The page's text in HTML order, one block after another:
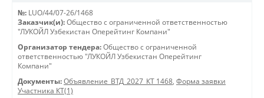
№: LUO/44/07-26/1468
Заказчик(и): Общество с ограниченной ответственностью
"ЛУКОЙЛ Узбекистан Оперейтинг Компани"
Организатор тендера: Общество с ограниченной
ответственностью "ЛУКОЙЛ Узбекистан Оперейтинг
Компани"
Документы: Объявление_ВТД_2027_КТ 1468, Форма заявки
Участника КТ(1)